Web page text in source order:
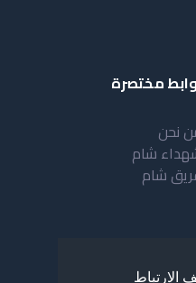
الارتباط
مختصرة
نحن
شام
شام
بنية شبكة شام